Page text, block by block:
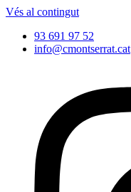
Vés al contingut
93 691 97 52
info@cmontserrat.cat